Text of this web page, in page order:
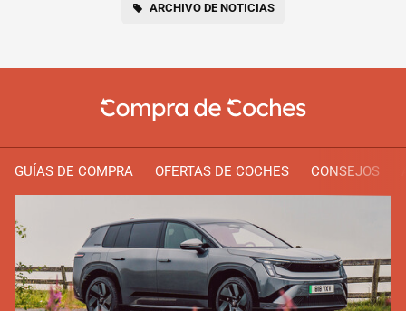
ARCHIVO DE NOTICIAS
GUÍAS DE COMPRA OFERTAS DE COCHES CONSEJOS